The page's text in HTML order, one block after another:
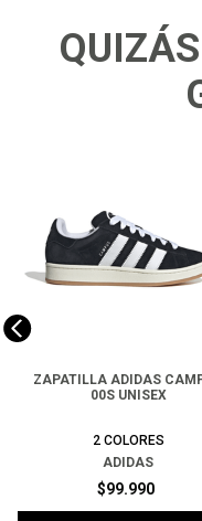
ZAPATILLA ADIDAS
00S UNISEX
2 COLORES
ADIDAS
$99.990